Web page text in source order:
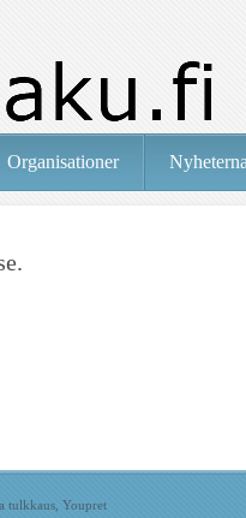
Organisationer
tulkkaus, Youpret